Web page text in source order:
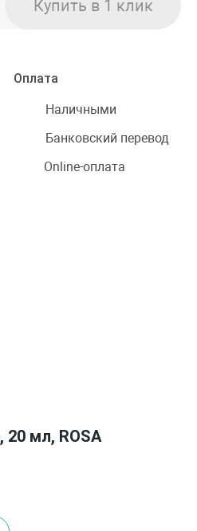
Оплата
Наличными
Банковский перевод
Online-оплата
мл, ROSA